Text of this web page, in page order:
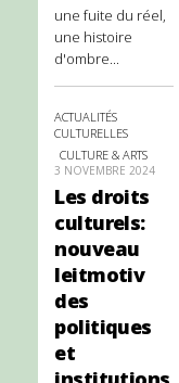
une fuite du réel,
une histoire
d'ombre...
ACTUALITÉS
CULTURELLES
CULTURE & ARTS
3 NOVEMBRE 2024
Les droits
culturels:
nouveau
leitmotiv
des
politiques
et